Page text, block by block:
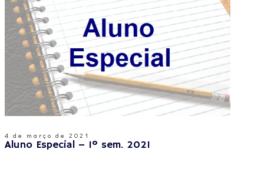
4 de março de 2021
Aluno Especial – 1º sem. 2021